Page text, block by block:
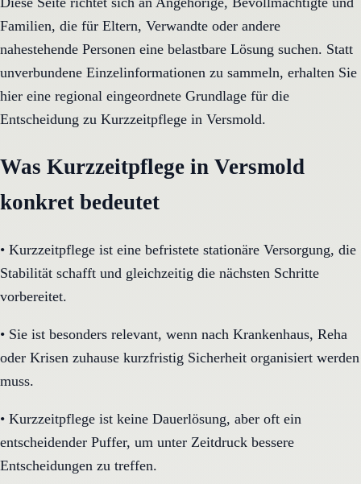
Familien, die für Eltern, Verwandte oder andere
nahestehende Personen eine belastbare Lösung suchen. Statt
unverbundene Einzelinformationen zu sammeln, erhalten Sie
hier eine regional eingeordnete Grundlage für die
Entscheidung zu Kurzzeitpflege in Versmold.
Was Kurzzeitpflege in Versmold
konkret bedeutet
• Kurzzeitpflege ist eine befristete stationäre Versorgung, die
Stabilität schafft und gleichzeitig die nächsten Schritte
vorbereitet.
• Sie ist besonders relevant, wenn nach Krankenhaus, Reha
oder Krisen zuhause kurzfristig Sicherheit organisiert werden
muss.
• Kurzzeitpflege ist keine Dauerlösung, aber oft ein
entscheidender Puffer, um unter Zeitdruck bessere
Entscheidungen zu treffen.